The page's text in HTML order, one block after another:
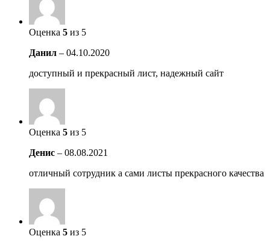
Оценка 5 из 5
Данил – 04.10.2020
доступный и прекрасный лист, надежный сайт
Оценка 5 из 5
Денис – 08.08.2021
отличный сотрудник а сами листы прекрасного качества
Оценка 5 из 5